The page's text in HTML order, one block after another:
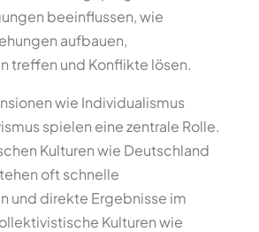
beeinflussen, wie
aufbauen,
treffen und Konflikte lösen.
wie Individualismus
spielen eine zentrale Rolle.
Kulturen wie Deutschland
oft schnelle
und direkte Ergebnisse im
Kulturen wie